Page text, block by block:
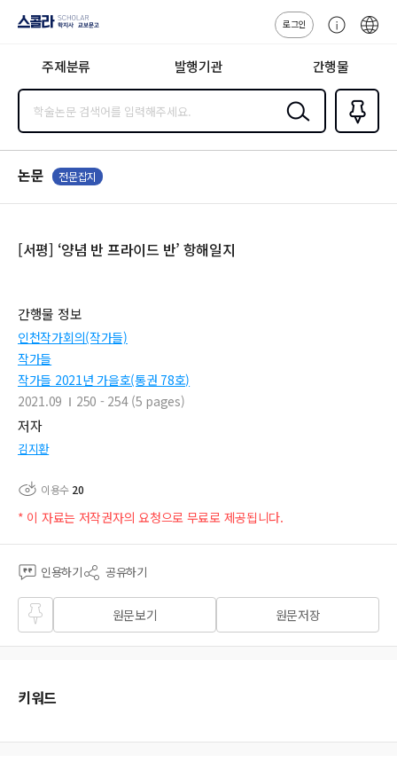
지사·교보문고
로그인
센
주제분류 발행기관 간행물
검색
즐겨찾
기0
논문 전문잡지
[서평] ‘양념 반 프라이드 반’ 항해일지
간행물 정보
인천작가회의(작가들)
작가들
작가들 2021년 가을호(통권 78호)
2021.09
250 - 254 (5 pages)
저자
김지환
이용수 20
* 이 자료는 저작권자의 요청으로 무료로 제공됩니다.
인용하기 공유하기
즐겨
찾기
원문보기 원문저장
키워드